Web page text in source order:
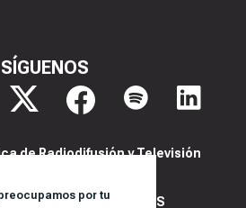
por tu
SÍGUENOS
de Radiodifusión y Televisión
PRIVACIDAD Y COOKIES